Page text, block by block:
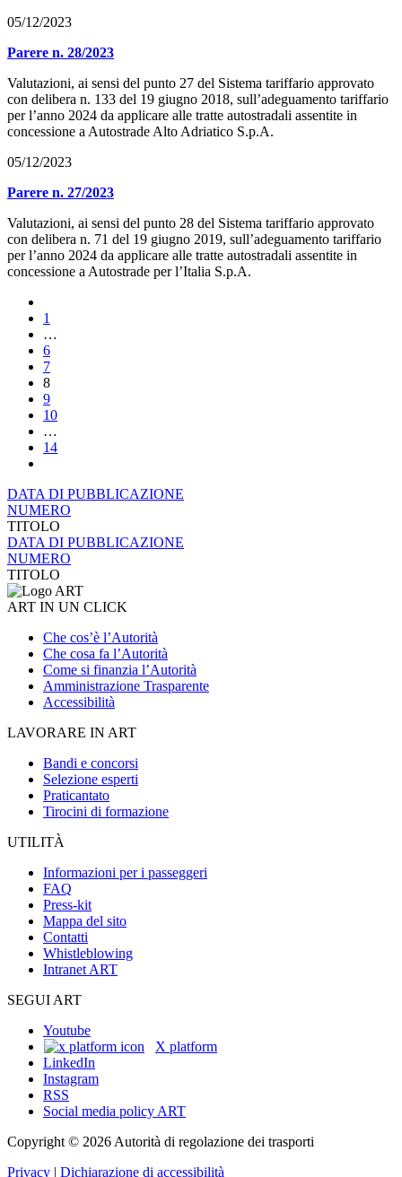
05/12/2023
Parere n. 28/2023
Valutazioni, ai sensi del punto 27 del Sistema tariffario approvato
con delibera n. 133 del 19 giugno 2018, sull’adeguamento tariffario
per l’anno 2024 da applicare alle tratte autostradali assentite in
concessione a Autostrade Alto Adriatico S.p.A.
05/12/2023
Parere n. 27/2023
Valutazioni, ai sensi del punto 28 del Sistema tariffario approvato
con delibera n. 71 del 19 giugno 2019, sull’adeguamento tariffario
per l’anno 2024 da applicare alle tratte autostradali assentite in
concessione a Autostrade per l’Italia S.p.A.
1
…
6
7
8
9
10
…
14
DATA DI PUBBLICAZIONE
NUMERO
TITOLO
DATA DI PUBBLICAZIONE
NUMERO
TITOLO
ART IN UN CLICK
Che cos’è l’Autorità
Che cosa fa l’Autorità
Come si finanzia l’Autorità
Amministrazione Trasparente
Accessibilità
LAVORARE IN ART
Bandi e concorsi
Selezione esperti
Praticantato
Tirocini di formazione
UTILITÀ
Informazioni per i passeggeri
FAQ
Press-kit
Mappa del sito
Contatti
Whistleblowing
Intranet ART
SEGUI ART
Youtube
X platform
LinkedIn
Instagram
RSS
Social media policy ART
Copyright © 2026 Autorità di regolazione dei trasporti
Privacy | Dichiarazione di accessibilità